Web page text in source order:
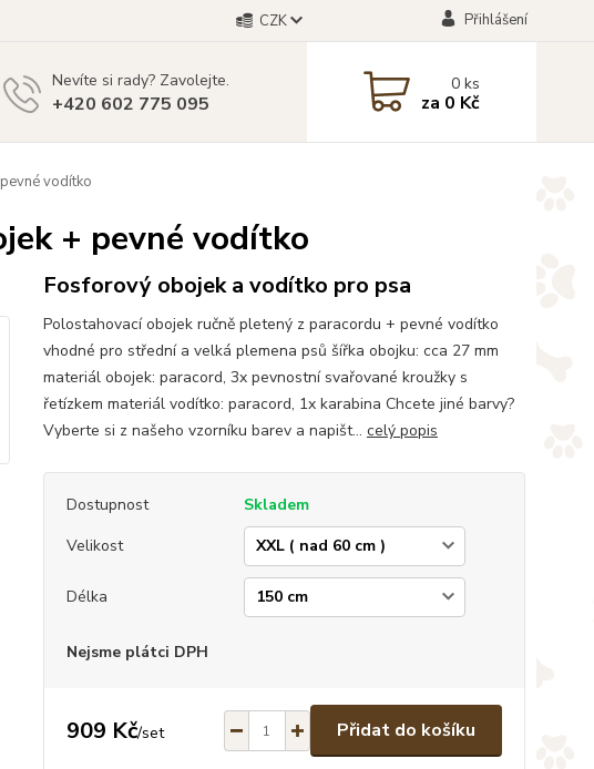
CZK Přihlášení
Nevíte si rady? Zavolejte.
+420 602 775 095
0ks
za 0 Kč
vodítko
+ pevné vodítko
Fosforový obojek a vodítko pro psa
Polostahovací obojek ručně pletený z paracordu + pevné vodítko
vhodné pro střední a velká plemena psů šířka obojku: cca 27 mm
materiál obojek: paracord, 3x pevnostní svařované kroužky s
řetízkem materiál vodítko: paracord, 1x karabina Chcete jiné barvy?
Vyberte si z našeho vzorníku barev a napišt... celý popis
Dostupnost
Skladem
Velikost
Délka
Nejsme plátci DPH
909 Kč/set Přidat do košíku